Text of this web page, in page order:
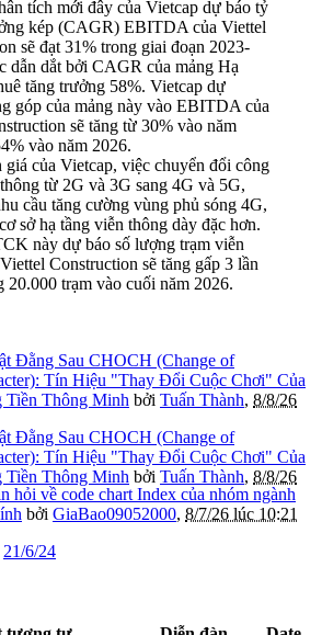
tích mới đây của Vietcap dự báo tỷ
kép (CAGR) EBITDA của Viettel
sẽ đạt 31% trong giai đoạn 2023-
dẫn dắt bởi CAGR của mảng Hạ
tăng trưởng 58%. Vietcap dự
góp của mảng này vào EBITDA của
sẽ tăng từ 30% vào năm
vào năm 2026.
giá của Vietcap, việc chuyển đổi công
từ 2G và 3G sang 4G và 5G,
cầu tăng cường vùng phủ sóng 4G,
sở hạ tầng viễn thông dày đặc hơn.
này dự báo số lượng trạm viễn
Construction sẽ tăng gấp 3 lần
20.000 trạm vào cuối năm 2026.
Đằng Sau CHOCH (Change of
Tín Hiệu "Thay Đổi Cuộc Chơi" Của
Tiền Thông Minh bởi Tuấn Thành, 8/8/26
Đằng Sau CHOCH (Change of
Tín Hiệu "Thay Đổi Cuộc Chơi" Của
Tiền Thông Minh bởi Tuấn Thành, 8/8/26
hỏi về code chart Index của nhóm ngành
bởi GiaBao09052000, 8/7/26 lúc 10:21
21/6/24